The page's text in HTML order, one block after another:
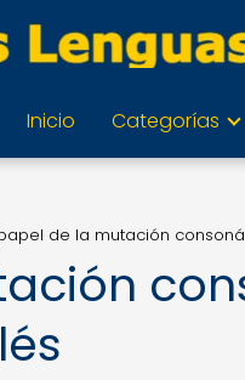
Inicio Categorías
de la mutación